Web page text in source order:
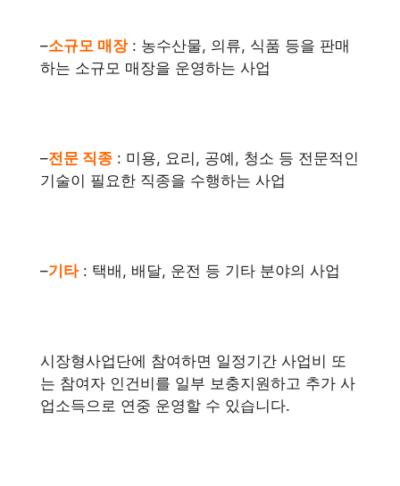
–소규모 매장: 농수산물, 의류, 식품 등을 판매
하는 소규모 매장을 운영하는 사업
–전문 직종 : 미용, 요리, 공예, 청소 등 전문적인
기술이 필요한 직종을 수행하는 사업
–기타: 택배, 배달, 운전 등 기타 분야의 사업
시장형사업단에 참여하면 일정기간 사업비 또
는 참여자 인건비를 일부 보충지원하고 추가 사
업소득으로 연중 운영할 수 있습니다.